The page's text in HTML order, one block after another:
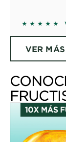
5 out of 5
VER MÁS